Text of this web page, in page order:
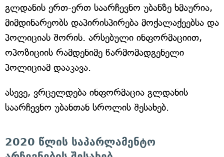
გლდანის ერთ-ერთ საარჩევნო უბანზე ხმაურია,
მიმდინარეობს დაპირისპირება მოქალაქეებსა და
პოლიციას შორის. არსებული ინფორმაციით,
ოპოზიციის რამდენიმე წარმომადგენელი
პოლიციამ დააკავა.
ასევე, ვრცელდება ინფორმაცია გლდანის
საარჩევნო უბანთან სროლის შესახებ.
2020 წლის საპარლამენტო